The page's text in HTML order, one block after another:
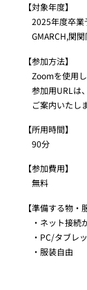
【対象年度】
2025年度卒業
GMARCH,関
【参加方法】
Zoomを使用し
参加用URLは
ご案内いたしま
【所用時間】
90分
【参加費用】
無料
【準備する物・
・ネット接続
・PC/タブレ
・服装自由